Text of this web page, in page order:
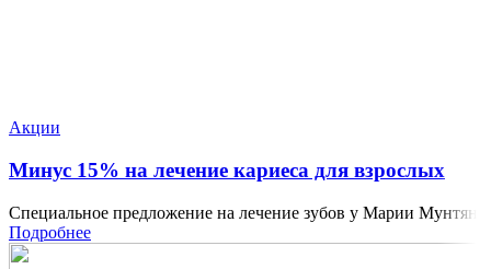
Акции
Минус 15% на лечение кариеса для взрослых
Специальное предложение на лечение зубов у Марии Мунтян
Подробнее